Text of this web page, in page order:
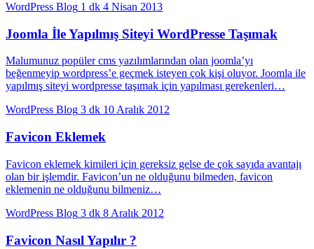
WordPress Blog 1 dk 4 Nisan 2013
Joomla İle Yapılmış Siteyi WordPresse Taşımak
Malumunuz popüler cms yazılımlarından olan joomla’yı
beğenmeyip wordpress’e geçmek isteyen çok kişi oluyor. Joomla ile
yapılmış siteyi wordpresse taşımak için yapılması gerekenleri…
WordPress Blog 3 dk 10 Aralık 2012
Favicon Eklemek
Favicon eklemek kimileri için gereksiz gelse de çok sayıda avantajı
olan bir işlemdir. Favicon’un ne olduğunu bilmeden, favicon
eklemenin ne olduğunu bilmeniz…
WordPress Blog 3 dk 8 Aralık 2012
Favicon Nasıl Yapılır ?